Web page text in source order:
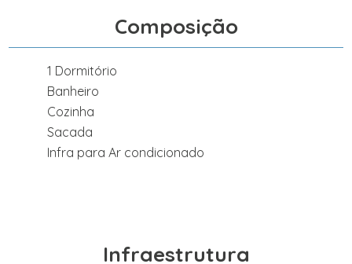
Composição
1 Dormitório
Banheiro
Cozinha
Sacada
Infra para Ar condicionado
Infraestrutura